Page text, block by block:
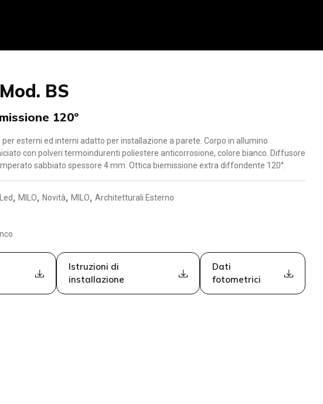
BS
120°
esterni ed interni adatto per installazione a parete. Corpo in allumino
con polveri termoindurenti poliestere anticorrosione, colore bianco. Diffusore
sabbiato spessore 4 mm. Ottica biemissione extra diffondente 120°.
Led, MILO, Novità, MILO, Architetturali Esterno
Istruzioni di
installazione
Dati
fotometrici